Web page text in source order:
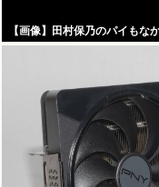
【画像】田村保乃のパイもな